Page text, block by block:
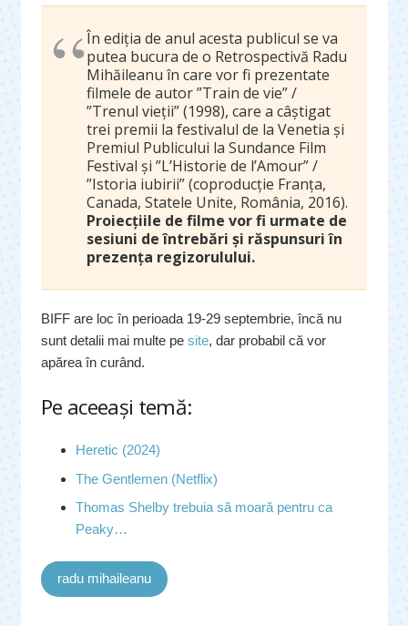
În ediția de anul acesta publicul se va
putea bucura de o Retrospectivă Radu
Mihăileanu în care vor fi prezentate
filmele de autor ”Train de vie” /
”Trenul vieții” (1998), care a câștigat
trei premii la festivalul de la Venetia și
Premiul Publicului la Sundance Film
Festival și ”L’Historie de l’Amour” /
”Istoria iubirii” (coproducție Franța,
Canada, Statele Unite, România, 2016).
Proiecțiile de filme vor fi urmate de
sesiuni de întrebări și răspunsuri în
prezența regizorulului.
BIFF are loc în perioada 19-29 septembrie, încă nu
sunt detalii mai multe pe site, dar probabil că vor
apărea în curând.
Pe aceeaşi temă:
Heretic (2024)
The Gentlemen (Netflix)
Thomas Shelby trebuia să moară pentru ca
Peaky…
radu mihaileanu